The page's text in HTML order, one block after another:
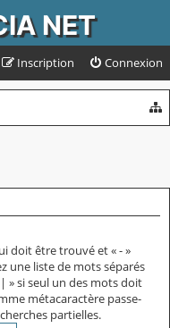
NET
Connexion
Inscription
doit être trouvé et « - »
une liste de mots séparés
» si seul un des mots doit
métacaractère passe-
partielles.